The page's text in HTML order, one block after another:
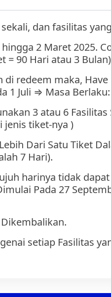
dan fasilitas
2 Maret 2025.
= 90 Hari atau 3
redeem maka, Have
1 Juli ⇒ Masa Berlaku:
3 atau 6
jenis tiket-nya )
Dari Satu Tiket
7 Hari).
harinya tidak
Pada 27
setiap Fasilitas